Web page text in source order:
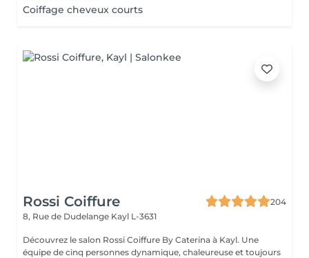
Coiffage cheveux courts
Rossi Coiffure
204
8, Rue de Dudelange Kayl L-3631
Découvrez le salon Rossi Coiffure By Caterina à Kayl. Une
équipe de cinq personnes dynamique, chaleureuse et toujours